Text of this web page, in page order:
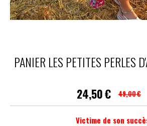
PANIER LES PETITES PERLES
24,50€ 49,00€
Victime de son